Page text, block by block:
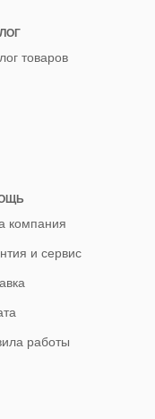
товаров
компания
и сервис
работы